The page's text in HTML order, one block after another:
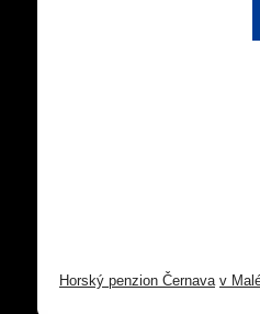
Horský penzion Černava v